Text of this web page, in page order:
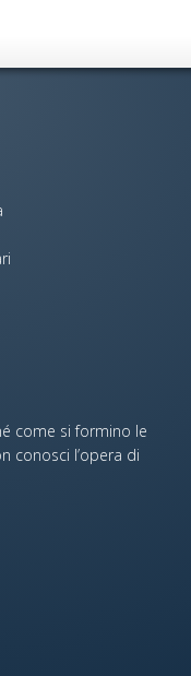
come si formino le
conosci l’opera di